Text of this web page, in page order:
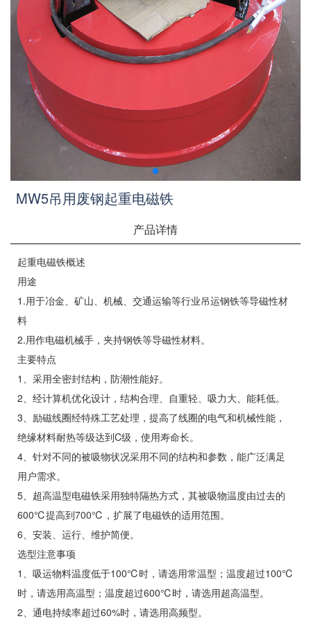
MW5吊用废钢起重电磁铁
产品详情
起重电磁铁概述
用途
1.用于冶金、矿山、机械、交通运输等行业吊运钢铁等导磁性材
料
2.用作电磁机械手，夹持钢铁等导磁性材料。
主要特点
1、采用全密封结构，防潮性能好。
2、经计算机优化设计，结构合理、自重轻、吸力大、能耗低。
3、励磁线圈经特殊工艺处理，提高了线圈的电气和机械性能，
绝缘材料耐热等级达到C级，使用寿命长。
4、针对不同的被吸物状况采用不同的结构和参数，能广泛满足
用户需求。
5、超高温型电磁铁采用独特隔热方式，其被吸物温度由过去的
600℃提高到700℃，扩展了电磁铁的适用范围。
6、安装、运行、维护简便。
选型注意事项
1、吸运物料温度低于100℃时，请选用常温型；温度超过100℃
时，请选用高温型；温度超过600℃时，请选用超高温型。
2、通电持续率超过60%时，请选用高频型。